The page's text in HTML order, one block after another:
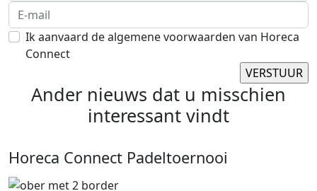
Ik aanvaard de algemene voorwaarden van Horeca
Connect
Ander nieuws dat u misschien
interessant vindt
Horeca Connect Padeltoernooi